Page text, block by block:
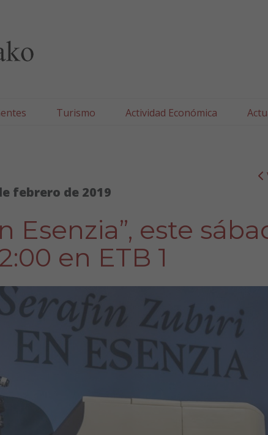
Turismo Actividad Económica
febrero de 2019
Esenzia”, este
en ETB 1